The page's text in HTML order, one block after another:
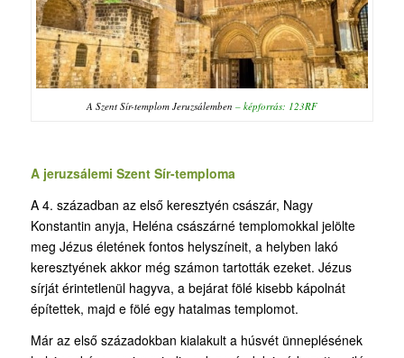
A Szent Sír-templom Jeruzsálemben – képforrás: 123RF
A jeruzsálemi Szent Sír-temploma
A 4. században az első keresztyén császár, Nagy
Konstantin anyja, Heléna császárné templomokkal jelölte
meg Jézus életének fontos helyszíneit, a helyben lakó
keresztyének akkor még számon tartották ezeket. Jézus
sírját érintetlenül hagyva, a bejárat fölé kisebb kápolnát
építettek, majd e fölé egy hatalmas templomot.
Már az első századokban kialakult a húsvét ünneplésének